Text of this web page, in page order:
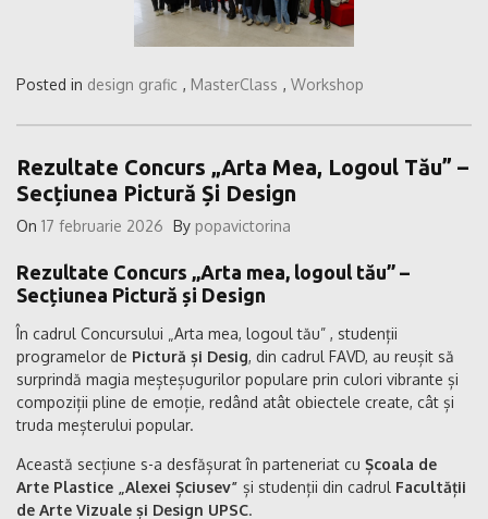
Posted in design grafic , MasterClass , Workshop
Rezultate Concurs „Arta Mea, Logoul Tău” –
Secțiunea Pictură Și Design
On 17 februarie 2026 By popavictorina
Rezultate Concurs „Arta mea, logoul tău” –
Secțiunea Pictură și Design
În cadrul Concursului „Arta mea, logoul tău” , studenții
programelor de Pictură și Desig, din cadrul FAVD, au reușit să
surprindă magia meșteșugurilor populare prin culori vibrante și
compoziții pline de emoție, redând atât obiectele create, cât și
truda meșterului popular.
Această secțiune s-a desfășurat în parteneriat cu Școala de
Arte Plastice „Alexei Șciusev” și studenții din cadrul Facultății
de Arte Vizuale și Design UPSC.